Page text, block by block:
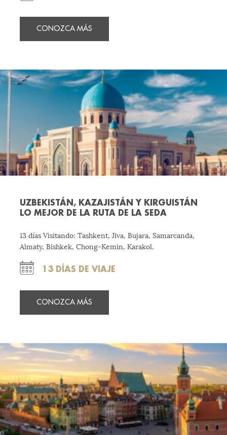
CONOZCA MÁS
UZBEKISTÁN, KAZAJISTÁN Y KIRGUISTÁN
LO MEJOR DE LA RUTA DE LA SEDA
13 días Visitando: Tashkent, Jiva, Bujara, Samarcanda,
Almaty, Bishkek, Chong-Kemin, Karakol.
13 DÍAS DE VIAJE
CONOZCA MÁS